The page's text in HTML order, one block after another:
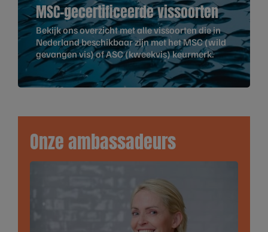
MSC-gecertificeerde vissoorten
Bekijk ons overzicht met alle vissoorten die in
Nederland beschikbaar zijn met het MSC (wild
gevangen vis) of ASC (kweekvis) keurmerk.
Onze ambassadeurs